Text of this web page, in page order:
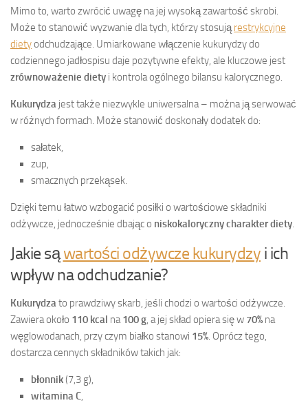
Mimo to, warto zwrócić uwagę na jej wysoką zawartość skrobi.
Może to stanowić wyzwanie dla tych, którzy stosują restrykcyjne
dietyodchudzające. Umiarkowane włączenie kukurydzy do
codziennego jadłospisu daje pozytywne efekty, ale kluczowe jest
zrównoważenie diety i kontrola ogólnego bilansu kalorycznego.
Kukurydza jest także niezwykle uniwersalna – można ją serwować
w różnych formach. Może stanowić doskonały dodatek do:
sałatek,
zup,
smacznych przekąsek.
Dzięki temu łatwo wzbogacić posiłki o wartościowe składniki
odżywcze, jednocześnie dbając o niskokaloryczny charakter diety
Jakie sąwartości odżywcze kukurydzy i ich
wpływ na odchudzanie?
Kukurydza to prawdziwy skarb, jeśli chodzi o wartości odżywcze.
Zawiera około 110 kcal na 100 g , a jej skład opiera się w 70% na
węglowodanach, przy czym białko stanowi 15% . Oprócz tego,
dostarcza cennych składników takich jak:
błonnik(7,3 g),
witamina C